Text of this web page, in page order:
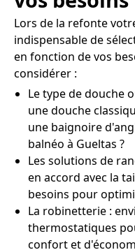
Lors de la refonte
indispensable de
en fonction de vos
considérer :
Le type de douche
une douche
une baignoire
balnéo à Gueltas ?
Les solutions de
en accord avec la
besoins pour
La robinetterie :
thermostatiques
confort et